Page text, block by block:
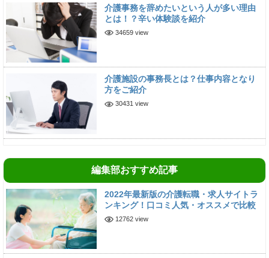
介護事務を辞めたいという人が多い理由
とは！？辛い体験談を紹介
34659 view
介護施設の事務長とは？仕事内容となり
方をご紹介
30431 view
編集部おすすめ記事
2022年最新版の介護転職・求人サイトラ
ンキング！口コミ人気・オススメで比較
12762 view